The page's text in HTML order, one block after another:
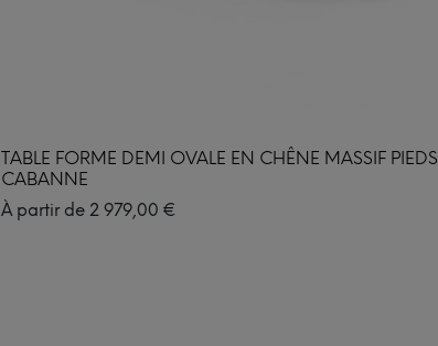
TABLE FORME DEMI OVALE EN CHÊNE MASSIF PIEDS
CABANNE
À partir de 2 979,00 €